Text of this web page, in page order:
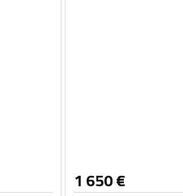
1 650€